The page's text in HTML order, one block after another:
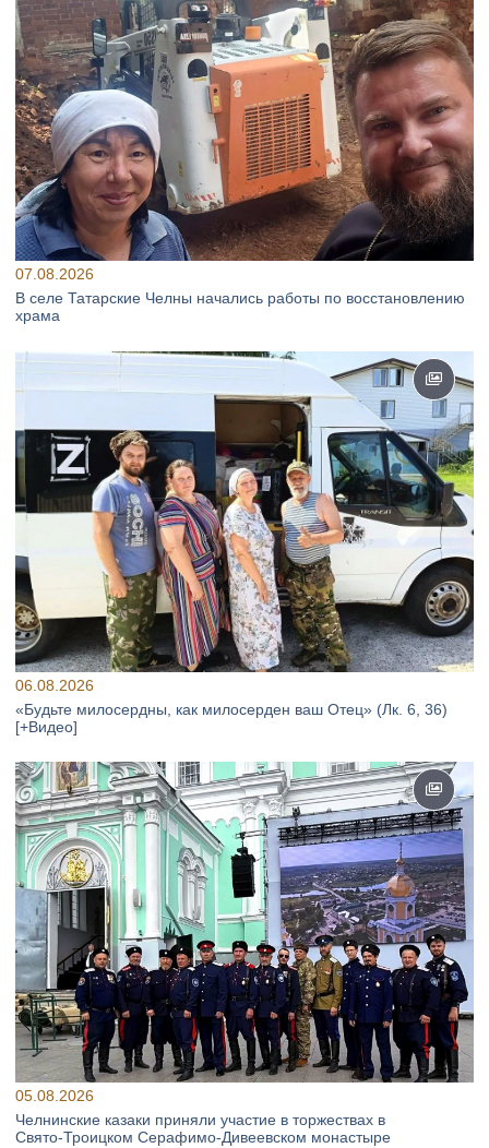
07.08.2026
В селе Татарские Челны начались работы по восстановлению
храма
06.08.2026
«Будьте милосердны, как милосерден ваш Отец» (Лк. 6, 36)
[+Видео]
05.08.2026
Челнинские казаки приняли участие в торжествах в
Свято‑Троицком Серафимо‑Дивеевском монастыре